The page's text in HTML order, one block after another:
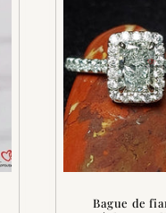
Bague de